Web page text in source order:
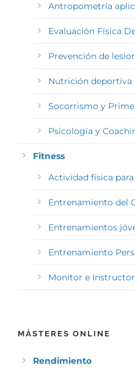
Antropometría
Evaluación Física
Prevención de
Nutrición deportiva
Socorrismo y
Psicología y
Fitness
Actividad física
Entrenamiento del
Entrenamientos
Entrenamiento
Monitor e
MÁSTERES ONLINE
Rendimiento